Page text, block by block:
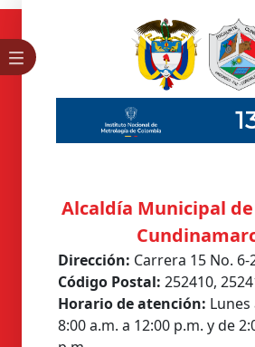
Alcaldía Municipal
Dirección: Carrera 15 No. 6-
Código Postal: 252410,
Horario de atención: Lunes
8:00 a.m. a 12:00 p.m. y de